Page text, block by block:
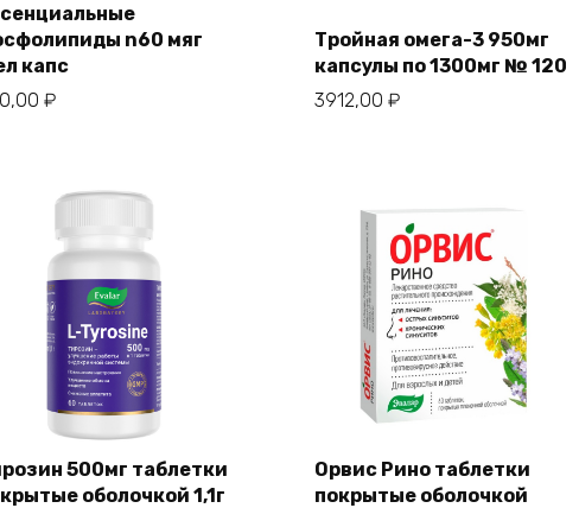
n60 мяг
капс
₽
Тройная омега-3 950мг
капсулы по 1300мг № 120
3912,00 ₽
500мг таблетки
оболочкой 1,1г
Орвис Рино таблетки
покрытые оболочкой